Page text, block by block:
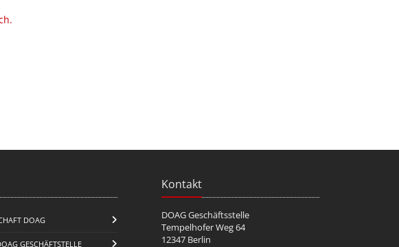
DOAG
GESCHÄFTSTELLE
Kontakt
DOAG Geschäftsstelle
Tempelhofer Weg 64
12347 Berlin